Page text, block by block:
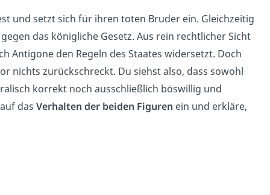
und setzt sich für ihren toten Bruder ein. Gleichzeitig
das königliche Gesetz. Aus rein rechtlicher Sicht
Antigone den Regeln des Staates widersetzt. Doch
nichts zurückschreckt. Du siehst also, dass sowohl
korrekt noch ausschließlich böswillig und
das Verhalten der beiden Figuren ein und erkläre,